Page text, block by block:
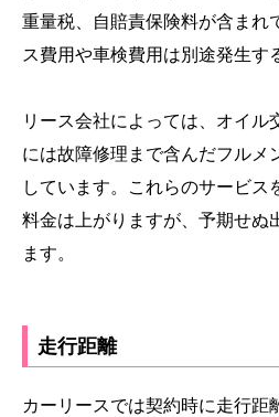
重量税、自賠責保険料が含まれ
ス費用や車検費用は別途発生す
リース会社によっては、オイル
には故障修理まで含んだフルメ
しています。これらのサービス
料金は上がりますが、予期せぬ
ます。
走行距離
カーリースでは契約時に走行距